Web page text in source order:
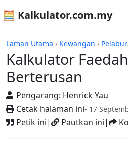
🧮 Kalkulator.com.my
Laman Utama › Kewangan ›
Kalkulator
Berterusan
Pengarang: Henrick Yau
Cetak halaman ini- 17
Petik ini| Pautkan ini|
Kalkulator